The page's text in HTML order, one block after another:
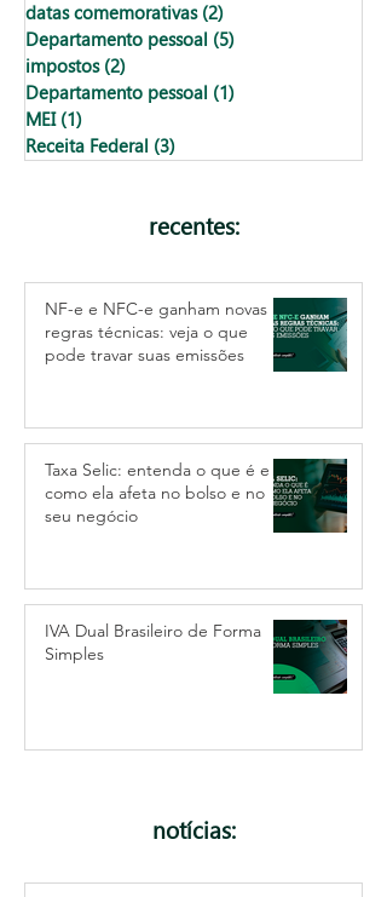
datas comemorativas (2)
Departamento pessoal (5)
impostos (2)
Departamento pessoal (1)
MEI (1)
Receita Federal (3)
recentes:
NF-e e NFC-e ganham novas
regras técnicas: veja o que
pode travar suas emissões
Taxa Selic: entenda o que é e
como ela afeta no bolso e no
seu negócio
IVA Dual Brasileiro de Forma
Simples
notícias: